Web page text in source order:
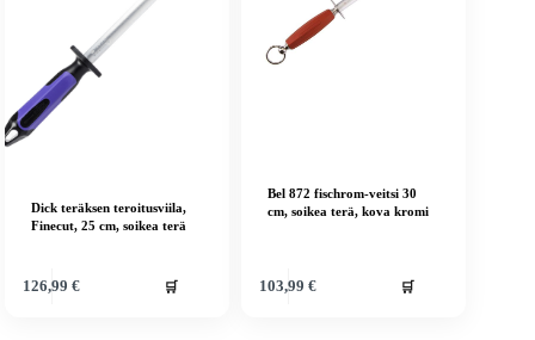
Dick teräksen teroitusviila,
Finecut, 25 cm, soikea terä
126,99€ 🛒
Bel 872 fischrom-veitsi 30
cm, soikea terä, kova kromi
103,99€ 🛒